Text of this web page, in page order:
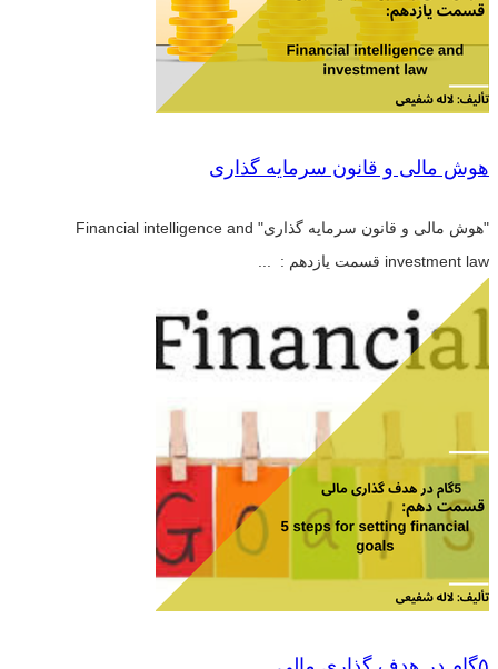
هوش مالی و قانون سرمایه گذاری
"هوش مالی و قانون سرمایه گذاری" Financial intelligence and
investment law قسمت یازدهم : ...